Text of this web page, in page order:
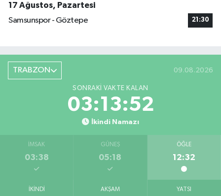
17 Ağustos, Pazartesi
Samsunspor - Göztepe
21:30
TRABZON 09.08.2026
SONRAKI VAKTE KALAN
03:13:51
İkindi Namazı
İMSAK
03:38
GÜNEŞ
05:18
ÖĞLE
12:32
İKINDI AKŞAM YATSI